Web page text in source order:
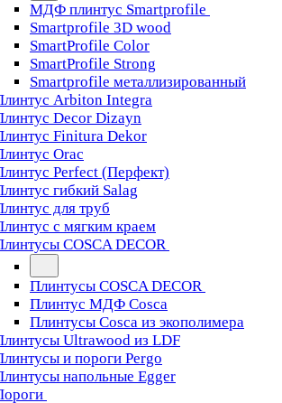
МДФ плинтус Smartprofile
Smartprofile 3D wood
SmartProfile Color
SmartProfile Strong
Smartprofile металлизированный
Arbiton Integra
Decor Dizayn
Finitura Dekor
Orac
Perfect (Перфект)
гибкий Salag
для труб
с мягким краем
COSCA DECOR
Плинтусы COSCA DECOR
Плинтус МДФ Cosca
Плинтусы Cosca из экополимера
Ultrawood из LDF
и пороги Pergo
напольные Egger